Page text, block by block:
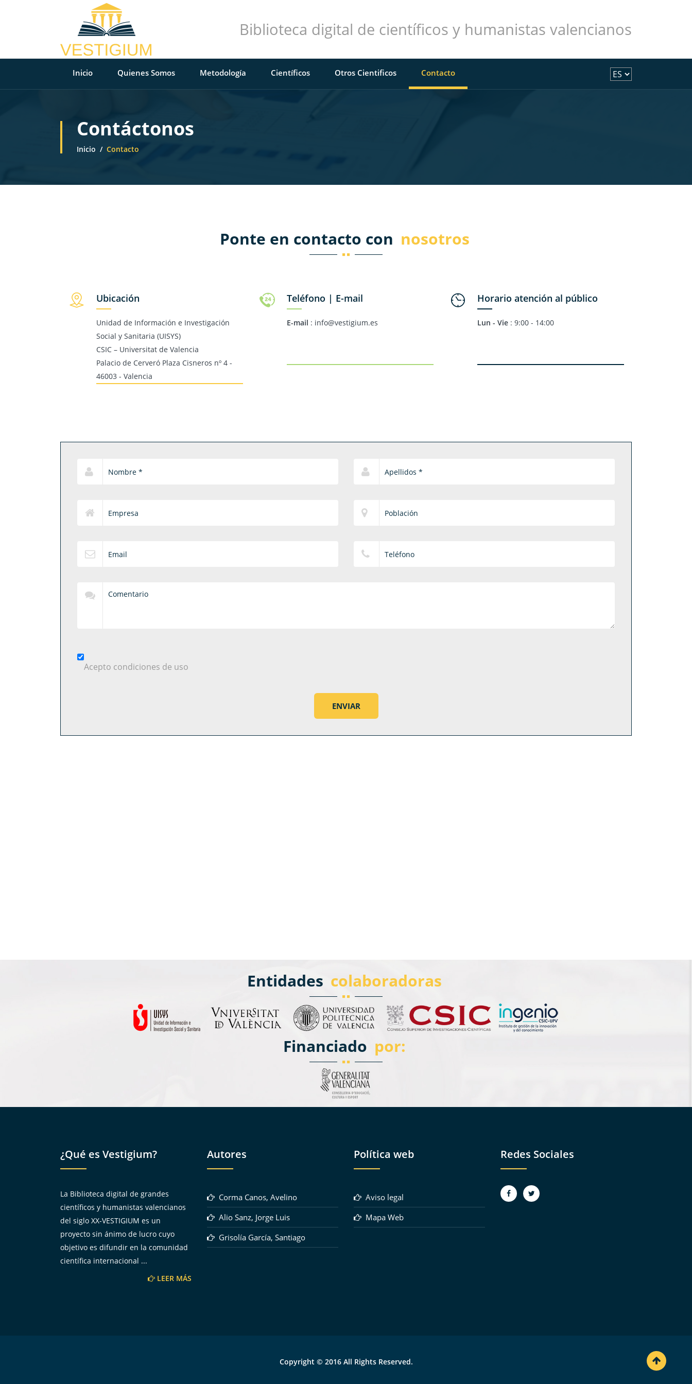
Biblioteca digital de científicos y humanistas valencianos
Inicio Quienes Somos Metodología Científicos Otros Cientificos Contacto
Contáctonos
Inicio Contacto
Ponte en contacto con nosotros
Ubicación
Unidad de Información e Investigación
Social y Sanitaria (UISYS)
CSIC – Universitat de Valencia
Palacio de Cerveró Plaza Cisneros nº 4 -
46003 - Valencia
Teléfono | E-mail
E-mail : info@vestigium.es
Horario atención al público
Lun - Vie : 9:00 - 14:00
Acepto condiciones de uso
Entidades colaboradoras
Financiado por:
¿Qué es Vestigium?
La Biblioteca digital de grandes
científicos y humanistas valencianos
del siglo XX-VESTIGIUM es un
proyecto sin ánimo de lucro cuyo
objetivo es difundir en la comunidad
científica internacional ...
LEER MÁS
Autores
Corma Canos, Avelino
Alio Sanz, Jorge Luis
Grisolía García, Santiago
Política web
Aviso legal
Mapa Web
Redes Sociales
Copyright © 2016 All Rights Reserved.